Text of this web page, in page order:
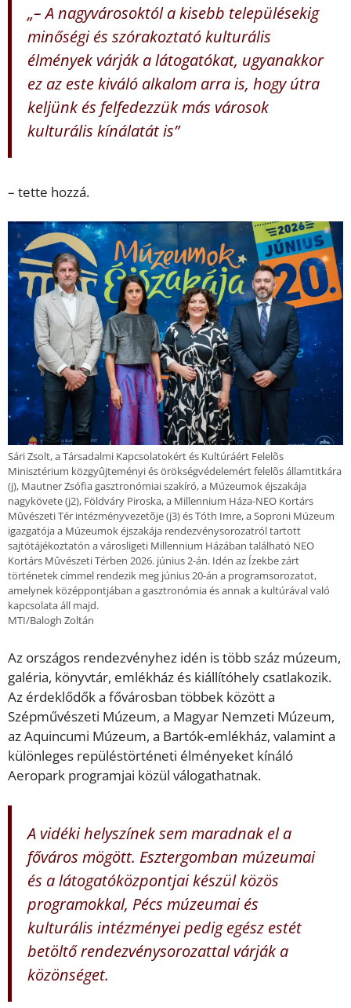
„– A nagyvárosoktól a kisebb településekig
minőségi és szórakoztató kulturális
élmények várják a látogatókat, ugyanakkor
ez az este kiváló alkalom arra is, hogy útra
keljünk és felfedezzük más városok
kulturális kínálatát is”
– tette hozzá.
Sári Zsolt, a Társadalmi Kapcsolatokért és Kultúráért Felelõs
Minisztérium közgyûjteményi és örökségvédelemért felelõs államtitkára
(j), Mautner Zsófia gasztronómiai szakíró, a Múzeumok éjszakája
nagykövete (j2), Földváry Piroska, a Millennium Háza-NEO Kortárs
Mûvészeti Tér intézményvezetõje (j3) és Tóth Imre, a Soproni Múzeum
igazgatója a Múzeumok éjszakája rendezvénysorozatról tartott
sajtótájékoztatón a városligeti Millennium Házában található NEO
Kortárs Mûvészeti Térben 2026. június 2-án. Idén az Ízekbe zárt
történetek címmel rendezik meg június 20-án a programsorozatot,
amelynek középpontjában a gasztronómia és annak a kultúrával való
kapcsolata áll majd.
MTI/Balogh Zoltán
Az országos rendezvényhez idén is több száz múzeum,
galéria, könyvtár, emlékház és kiállítóhely csatlakozik.
Az érdeklődők a fővárosban többek között a
Szépművészeti Múzeum, a Magyar Nemzeti Múzeum,
az Aquincumi Múzeum, a Bartók-emlékház, valamint a
különleges repüléstörténeti élményeket kínáló
Aeropark programjai közül válogathatnak.
A vidéki helyszínek sem maradnak el a
főváros mögött. Esztergomban múzeumai
és a látogatóközpontjai készül közös
programokkal, Pécs múzeumai és
kulturális intézményei pedig egész estét
betöltő rendezvénysorozattal várják a
közönséget.